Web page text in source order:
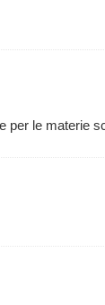
per le materie